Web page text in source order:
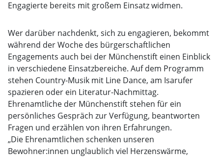
Engagierte bereits mit großem Einsatz widmen.
Wer darüber nachdenkt, sich zu engagieren, bekommt
während der Woche des bürgerschaftlichen
Engagements auch bei der Münchenstift einen Einblick
in verschiedene Einsatzbereiche. Auf dem Programm
stehen Country-Musik mit Line Dance, am Isarufer
spazieren oder ein Literatur-Nachmittag.
Ehrenamtliche der Münchenstift stehen für ein
persönliches Gespräch zur Verfügung, beantworten
Fragen und erzählen von ihren Erfahrungen.
„Die Ehrenamtlichen schenken unseren
Bewohner:innen unglaublich viel Herzenswärme,